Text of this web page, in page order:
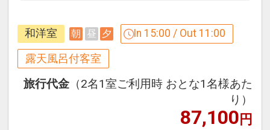
ここがポイント！
●隣接施設ユネッサン内 元湯森の湯 に入
※天悠ルームキー提示で利用できます
※休館日はホームページにてご確認くだ
和洋室 朝 昼 夕 In 15:00 / Out 11:00
露天風呂付客室
旅行代金 （2名1室ご利用時 おとな1名様あた
り）
87,100円